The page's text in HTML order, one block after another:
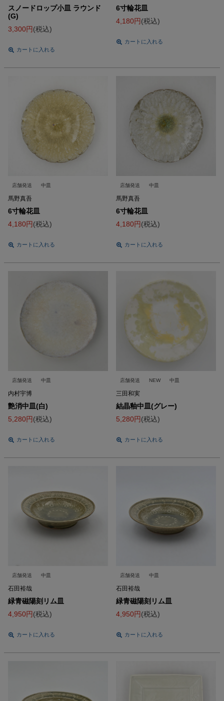
スノードロップ小皿 ラウンド
(G)
3,300
税込
カートに入れる
6寸輪花皿
4,180
税込
カートに入れる
店舗発送 中皿
馬野真吾
6寸輪花皿
4,180
税込
カートに入れる
店舗発送 中皿
馬野真吾
6寸輪花皿
4,180
税込
カートに入れる
店舗発送 中皿
内村宇博
艶消中皿(白)
5,280
税込
カートに入れる
店舗発送 NEW 中皿
三田和実
結晶釉中皿(グレー)
5,280
税込
カートに入れる
店舗発送 中皿
石田裕哉
緑青磁陽刻リム皿
4,950
税込
カートに入れる
店舗発送 中皿
石田裕哉
緑青磁陽刻リム皿
4,950
税込
カートに入れる